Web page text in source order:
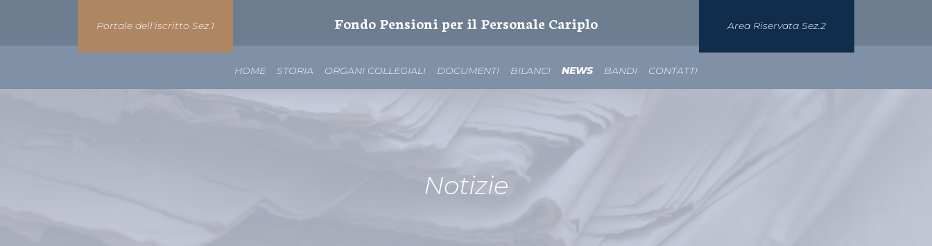
Portale dell'iscritto Sez.1 Fondo Pensioni per il Personale Cariplo Area Riservata Sez.2
HOME STORIA ORGANI COLLEGIALI DOCUMENTI BILANCI NEWS BANDI CONTATTI
Notizie